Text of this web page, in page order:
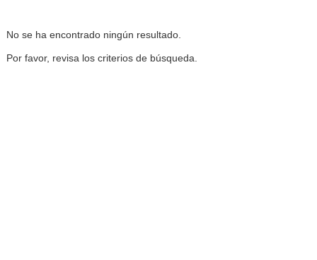
No se ha encontrado ningún resultado.
Por favor, revisa los criterios de búsqueda.